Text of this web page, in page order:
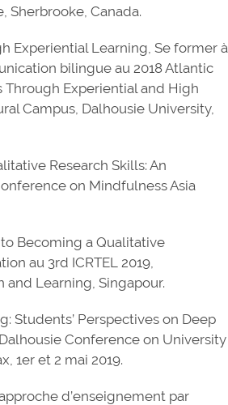
Sherbrooke, Canada.
Experiential Learning, Se former à
bilingue au 2018 Atlantic
Through Experiential and High
Campus, Dalhousie University,
Research Skills: An
on Mindfulness Asia
to Becoming a Qualitative
au 3rd ICRTEL 2019,
and Learning, Singapour.
Students’ Perspectives on Deep
Conference on University
1er et 2 mai 2019.
d’enseignement par